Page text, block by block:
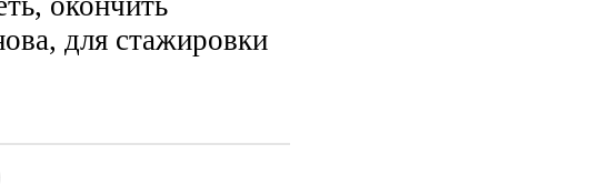
для стажировки